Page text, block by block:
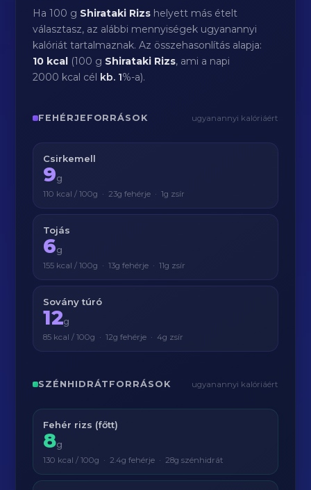
Ha 100 g Shirataki Rizs helyett más ételt
választasz, az alábbi mennyiségek ugyanannyi
kalóriát tartalmaznak. Az összehasonlítás alapja:
10 kcal (100 g Shirataki Rizs, ami a napi
2000 kcal cél kb. 1%-a).
FEHÉRJEFORRÁSOK ugyanannyi kalóriáért
Csirkemell
9g
110 kcal / 100g · 23g fehérje · 1g zsír
Tojás
6g
155 kcal / 100g · 13g fehérje · 11g zsír
Sovány túró
12g
85 kcal / 100g · 12g fehérje · 4g zsír
SZÉNHIDRÁTFORRÁSOK ugyanannyi kalóriáért
Fehér rizs (főtt)
8g
130 kcal / 100g · 2.4g fehérje · 28g szénhidrát